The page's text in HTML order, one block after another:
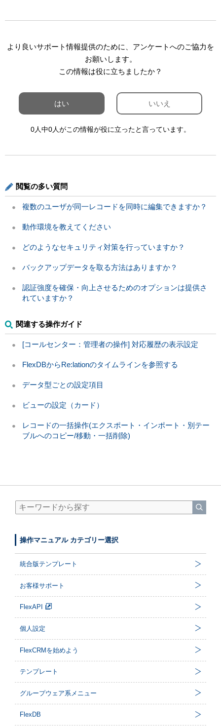
より良いサポート情報提供のために、アンケートへのご協力を
お願いします。
この情報は役に立ちましたか？
はい いいえ
0人中0人がこの情報が役に立ったと言っています。
閲覧の多い質問
複数のユーザが同一レコードを同時に編集できますか？
動作環境を教えてください
どのようなセキュリティ対策を行っていますか？
バックアップデータを取る方法はありますか？
認証強度を確保・向上させるためのオプションは提供さ
れていますか？
関連する操作ガイド
[コールセンター：管理者の操作] 対応履歴の表示設定
FlexDBからRe:lationのタイムラインを参照する
データ型ごとの設定項目
ビューの設定（カード）
レコードの一括操作(エクスポート・インポート・別テー
ブルへのコピー/移動・一括削除)
操作マニュアル カテゴリー選択
統合版テンプレート
お客様サポート
FlexAPI
個人設定
FlexCRMを始めよう
テンプレート
グループウェア系メニュー
FlexDB